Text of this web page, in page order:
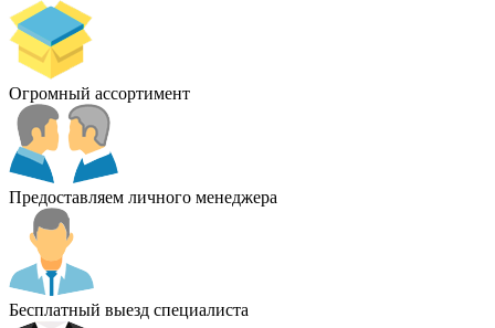
Огромный ассортимент
Предоставляем личного менеджера
Бесплатный выезд специалиста